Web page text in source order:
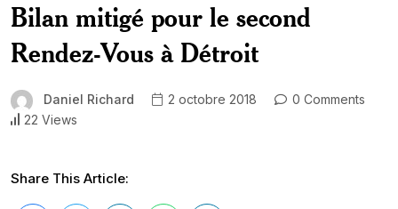
Bilan mitigé pour le second
Rendez-Vous à Détroit
Daniel Richard 2 octobre 2018
0 Comments
22 Views
Share This Article: